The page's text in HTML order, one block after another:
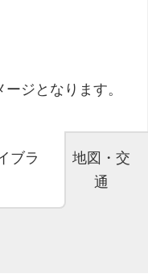
ジとなります。
ブラ
地図・交
通